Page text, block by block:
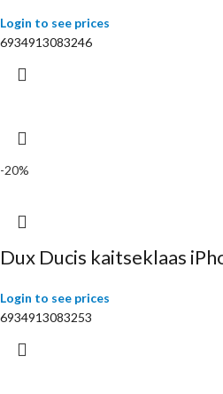
Login to see prices
6934913083246
-20%
Dux Ducis kaitseklaas
Login to see prices
6934913083253